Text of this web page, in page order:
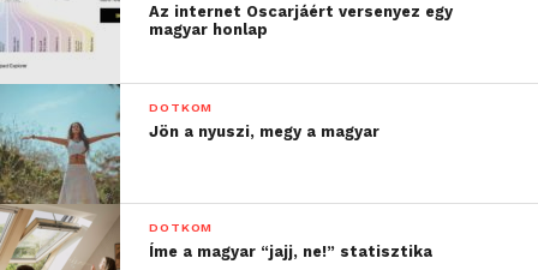
A fogyasztók kiábrándultak és
azonnal továbbállnak
Az emberek többségének (82%) már volt
kiábrándító tapasztalata egy márkával kapcsolatban,
és több mint háromnegyedük (78%) találkozott már
kifejezetten rossz ügyfélkiszolgálással. Amint egy
márka alulteljesít, a vásárlók azonnal továbblépnek:
Az internet Oscarjáért versenyez egy
magyar honlap
DOTKOM
Jön a nyuszi, megy a magyar
DOTKOM
Íme a magyar “jajj, ne!” statisztika